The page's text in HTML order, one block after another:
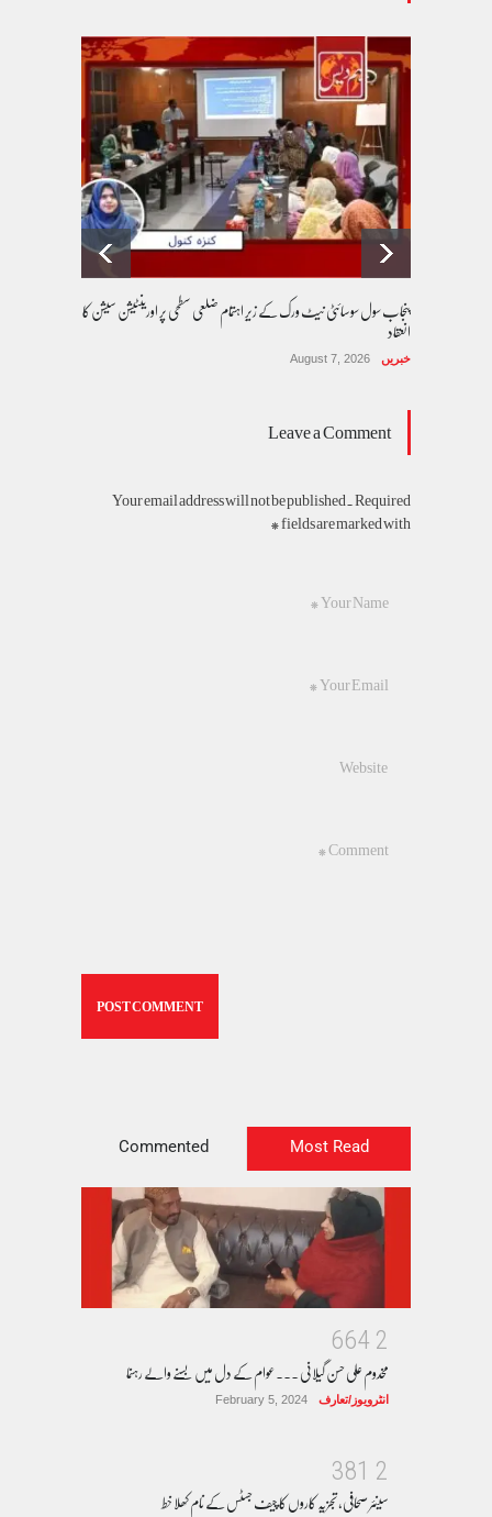
پنجاب سول سوسائٹی نیٹ ورک کے زیرِ اہتمام ضلعی سطحی پر اورینٹیشن سیشن کا
انعقاد
خبریں August 7, 2026
Leave a Comment
Your email address will not be published. Required
fields are marked with *
Most Read
Commented
2
4
6
6
مخدوم علی حسن گیلانی ۔۔۔عوام کے دل میں بسنے والے رہنما
انٹرویوز/تعارف February 5, 2024
2
1
8
3
سینئر صحافی، تجزیہ کاروں کا چیف جسٹس کے نام کھلا خط